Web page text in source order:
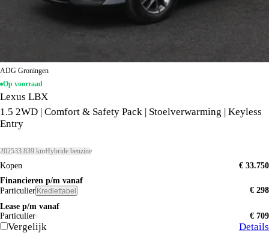
ADG Groningen
Op voorraad
Lexus LBX
1.5 2WD | Comfort & Safety Pack | Stoelverwarming | Keyless
Entry
202533.839 kmHybride benzine
Kopen
€ 33.750
Financieren p/m vanaf
Particulier Krediettabel
€ 298
Lease p/m vanaf
Particulier
€ 709
Vergelijk Details